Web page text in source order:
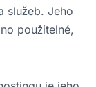
služeb. Jeho
použitelné,